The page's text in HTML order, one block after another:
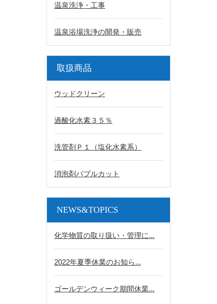
温泉洗浄・工事
温泉浴場洗浄の開発・販売
取扱商品
ウッドクリーン
過酸化水素３５％
洗管剤Ｐ１（塩化水素系）
消泡剤バブルカット
NEWS&TOPICS
化学物質の取り扱い・管理に...
2022年夏季休業のお知ら...
ゴールデンウィーク期間休業...